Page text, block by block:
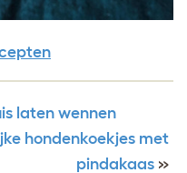
laten wennen
hondenkoekjes met
pindakaas »